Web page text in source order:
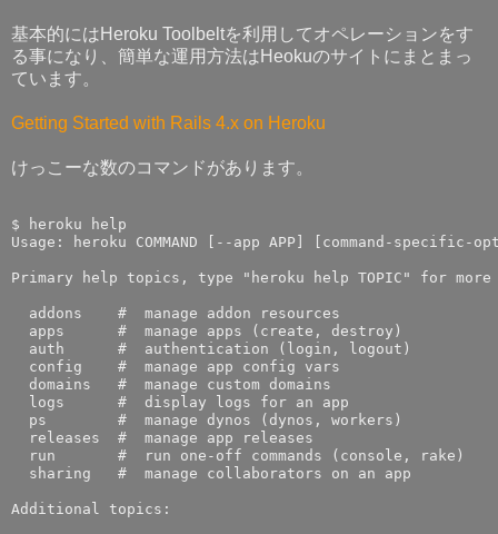
基本的にはHeroku Toolbeltを利用してオペレーションをす
る事になり、簡単な運用方法はHeokuのサイトにまとまっ
ています。
Getting Started with Rails 4.x on Heroku
けっこーな数のコマンドがあります。
$ heroku help
Usage: heroku COMMAND [--app APP] [command-specific-
Primary help topics, type "heroku help TOPIC" for
  addons    #  manage addon resources
  apps      #  manage apps (create, destroy)
  auth      #  authentication (login, logout)
  config    #  manage app config vars
  domains   #  manage custom domains
  logs      #  display logs for an app
  ps        #  manage dynos (dynos, workers)
  releases  #  manage app releases
  run       #  run one-off commands (console, rake)
  sharing   #  manage collaborators on an app
Additional topics: